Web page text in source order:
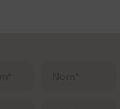
vous